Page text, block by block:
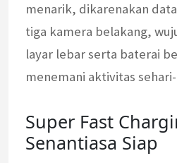
menarik, dikarenakan
tiga kamera belakang,
layar lebar serta baterai
menemani aktivitas
Super Fast
Senantiasa Siap